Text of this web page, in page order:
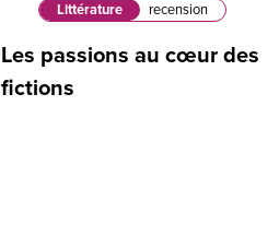
Littérature recension
Les passions au cœur des
fictions